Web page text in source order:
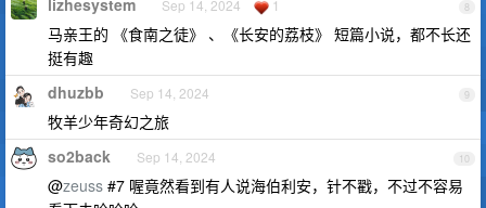
8
lizhesystem Sep 14, 2024 1
马亲王的 《食南之徒》 、《长安的荔枝》 短篇小说，都不长还
挺有趣
9
dhuzbb Sep 14, 2024
牧羊少年奇幻之旅
10
so2back Sep 14, 2024
@zeuss #7 喔竟然看到有人说海伯利安，针不戳，不过不容易